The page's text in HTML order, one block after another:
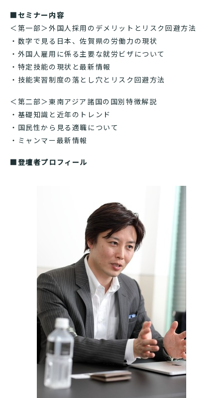
■セミナー内容
＜第一部＞外国人採用のデメリットとリスク回避方法
・数字で見る日本、佐賀県の労働力の現状
・外国人雇用に係る主要な就労ビザについて
・特定技能の現状と最新情報
・技能実習制度の落とし穴とリスク回避方法
＜第二部＞東南アジア諸国の国別特徴解説
・基礎知識と近年のトレンド
・国民性から見る適職について
・ミャンマー最新情報
■登壇者プロフィール